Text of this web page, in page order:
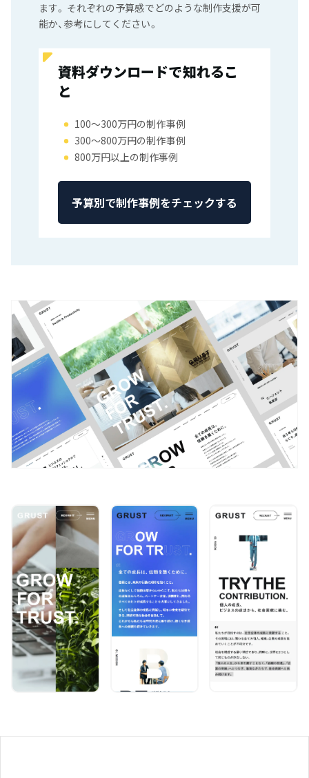
ます。 それぞれの予算感でどのような制作支援が可
能か、参考にしてください。
資料ダウンロードで知れるこ
と
100〜300万円の制作事例
300〜800万円の制作事例
800万円以上の制作事例
予算別で制作事例をチェックする